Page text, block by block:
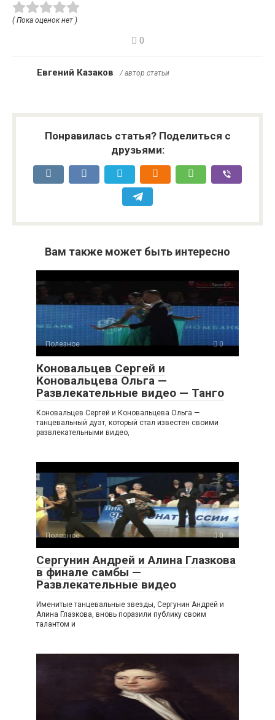
( Пока оценок нет )
0
Евгений Казаков / автор статьи
Понравилась статья? Поделиться с
друзьями:
Вам также может быть интересно
Полезное 0
Коновальцев Сергей и
Коновальцева Ольга —
Развлекательные видео — Танго
Коновальцев Сергей и Коновальцева Ольга —
танцевальный дуэт, который стал известен своими
развлекательными видео,
Полезное 0
Сергунин Андрей и Алина Глазкова
в финале самбы —
Развлекательные видео
Именитые танцевальные звезды, Сергунин Андрей и
Алина Глазкова, вновь поразили публику своим
талантом и